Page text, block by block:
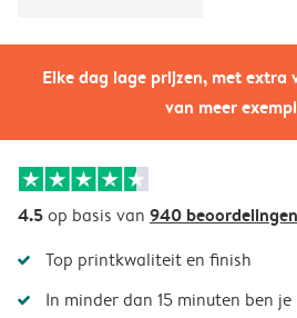
Elke dag lage prijzen, met extra
van meer
4.5op basis van 940 beoordelingen
Top printkwaliteit en finish
In minder dan 15 minuten ben